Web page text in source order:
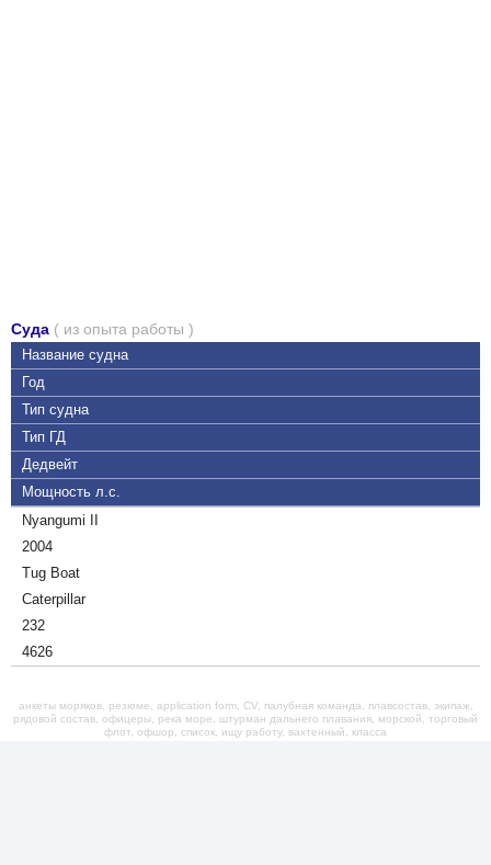
Суда ( из опыта работы )
Название судна
Год
Тип судна
Тип ГД
Дедвейт
Мощность л.с.
Nyangumi II
2004
Tug Boat
Caterpillar
232
4626
анкеты моряков, резюме, application form, CV, палубная команда, плавсостав, экипаж,
рядовой состав, офицеры, река море, штурман дальнего плавания, морской, торговый
флот, офшор, список, ищу работу, вахтенный, класса